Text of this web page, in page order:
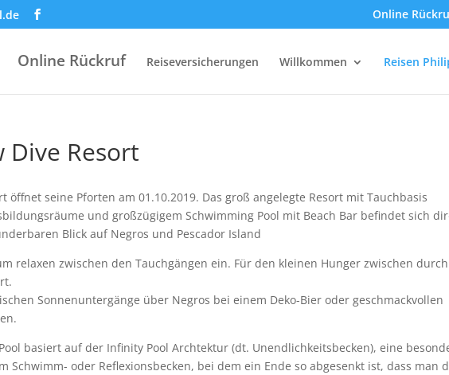
Online
Online Rückruf Reiseversicherungen Willkommen Reisen
Dive Resort
öffnet seine Pforten am 01.10.2019. Das groß angelegte Resort mit Tauchbasis
und großzügigem Schwimming Pool mit Beach Bar befindet sich
Blick auf Negros und Pescador Island
relaxen zwischen den Tauchgängen ein. Für den kleinen Hunger zwischen durch
Sonnenuntergänge über Negros bei einem Deko-Bier oder geschmackvollen
basiert auf der Infinity Pool Archtektur (dt. Unendlichkeitsbecken), eine
Schwimm- oder Reflexionsbecken, bei dem ein Ende so abgesenkt ist, dass man